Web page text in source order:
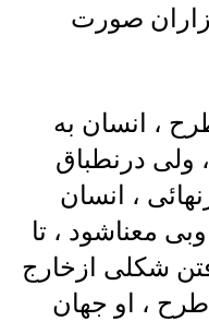
صورت
، انسان به
ولی درنطباق
، انسان
معناشود ، تا
شکلی ازخارج
، او جهان